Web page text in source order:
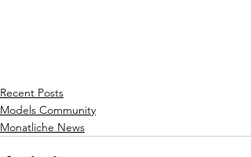
Recent Posts
Models Community
Monatliche News